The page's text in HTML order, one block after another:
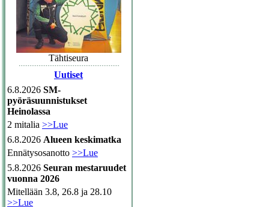
Tähtiseura
Uutiset
6.8.2026 SM-
pyöräsuunnistukset
Heinolassa
2 mitalia >>Lue
6.8.2026 Alueen keskimatka
Ennätysosanotto >>Lue
5.8.2026 Seuran mestaruudet
vuonna 2026
Mitellään 3.8, 26.8 ja 28.10
>>Lue